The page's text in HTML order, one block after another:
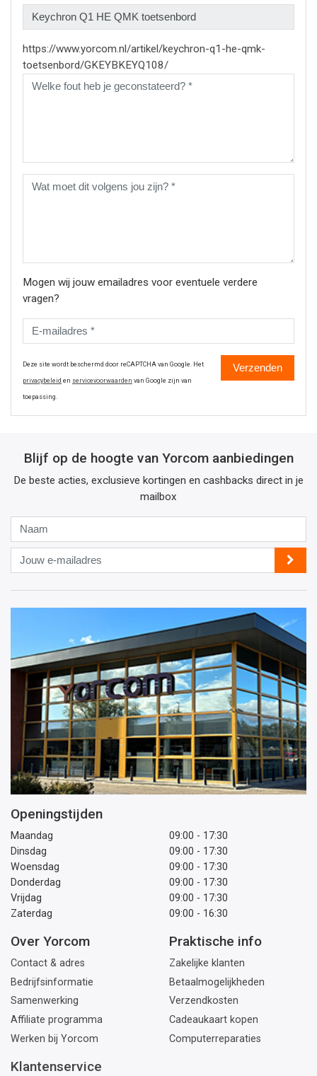
https://www.yorcom.nl/artikel/keychron-q1-he-qmk-
toetsenbord/GKEYBKEYQ108/
Mogen wij jouw emailadres voor eventuele verdere
vragen?
Verzenden
Deze site wordt beschermd door reCAPTCHA van Google. Het
privacybeleid en servicevoorwaarden van Google zijn van
toepassing.
Blijf op de hoogte van Yorcom aanbiedingen
De beste acties, exclusieve kortingen en cashbacks direct in je
mailbox
Jouw
e-
mailadres
Openingstijden
Maandag
09:00 - 17:30
Dinsdag
09:00 - 17:30
Woensdag
09:00 - 17:30
Donderdag
09:00 - 17:30
Vrijdag
09:00 - 17:30
Zaterdag
09:00 - 16:30
Over Yorcom
Contact & adres
Bedrijfsinformatie
Samenwerking
Affiliate programma
Werken bij Yorcom
Praktische info
Zakelijke klanten
Betaalmogelijkheden
Verzendkosten
Cadeaukaart kopen
Computerreparaties
Klantenservice